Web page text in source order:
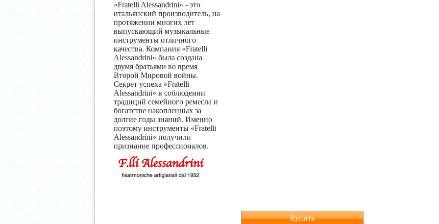
«Fratelli Alessandrini» - это
итальянский производитель, на
протяжении многих лет
выпускающий музыкальные
инструменты отличного
качества. Компания «Fratelli
Alessandrini» была создана
двумя братьями во время
Второй Мировой войны.
Секрет успеха «Fratelli
Alessandrini» в соблюдении
традиций семейного ремесла и
богатстве накопленных за
долгие годы знаний. Именно
поэтому инструменты «Fratelli
Alessandrini» получили
признание профессионалов.
Купить